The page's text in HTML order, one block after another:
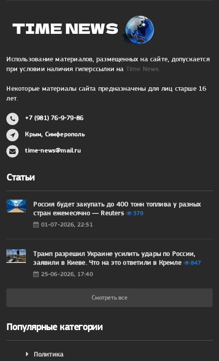
Использование материалов, размещенных на сайте, допускается
при условии наличия гиперссылки на Time News.
Некоторые материалы сайта предназначены для лиц старше 16
лет.
+7 (981) 76-9-79-86
Крым, Симферополь
time-news@mail.ru
Статьи
Россия будет закупать до 400 тонн топлива у разных
стран ежемесячно — Reuters
379
01-07-2026, 22:51
Трамп разрешил Украине усилить удары по России,
заявили в Киеве. Что на это ответили в Кремле
847
25-06-2026, 17:40
Смотреть все
Популярные категории
Политика